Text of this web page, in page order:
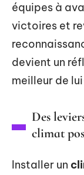
équipes à
victoires et
devient un
meilleur de
Des
climat
Installer un